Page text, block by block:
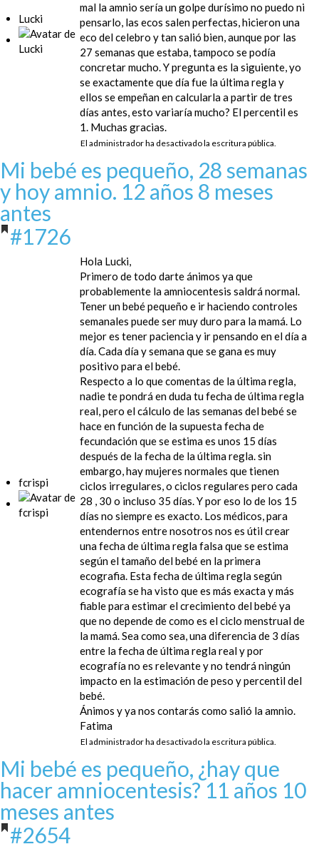
Lucki
mal la amnio sería un golpe durísimo no puedo ni
pensarlo, las ecos salen perfectas, hicieron una
eco del celebro y tan salió bien, aunque por las
27 semanas que estaba, tampoco se podía
concretar mucho. Y pregunta es la siguiente, yo
se exactamente que día fue la última regla y
ellos se empeñan en calcularla a partir de tres
días antes, esto variaría mucho? El percentil es
1. Muchas gracias.
El administrador ha desactivado la escritura pública.
Mi bebé es pequeño, 28 semanas
y hoy amnio. 12 años 8 meses
antes
#1726
fcrispi
Hola Lucki,
Primero de todo darte ánimos ya que
probablemente la amniocentesis saldrá normal.
Tener un bebé pequeño e ir haciendo controles
semanales puede ser muy duro para la mamá. Lo
mejor es tener paciencia y ir pensando en el día a
día. Cada día y semana que se gana es muy
positivo para el bebé.
Respecto a lo que comentas de la última regla,
nadie te pondrá en duda tu fecha de última regla
real, pero el cálculo de las semanas del bebé se
hace en función de la supuesta fecha de
fecundación que se estima es unos 15 días
después de la fecha de la última regla. sin
embargo, hay mujeres normales que tienen
ciclos irregulares, o ciclos regulares pero cada
28 , 30 o incluso 35 días. Y por eso lo de los 15
días no siempre es exacto. Los médicos, para
entendernos entre nosotros nos es útil crear
una fecha de última regla falsa que se estima
según el tamaño del bebé en la primera
ecografia. Esta fecha de última regla según
ecografía se ha visto que es más exacta y más
fiable para estimar el crecimiento del bebé ya
que no depende de como es el ciclo menstrual de
la mamá. Sea como sea, una diferencia de 3 días
entre la fecha de última regla real y por
ecografía no es relevante y no tendrá ningún
impacto en la estimación de peso y percentil del
bebé.
Ánimos y ya nos contarás como salió la amnio.
Fatima
El administrador ha desactivado la escritura pública.
Mi bebé es pequeño, ¿hay que
hacer amniocentesis? 11 años 10
meses antes
#2654